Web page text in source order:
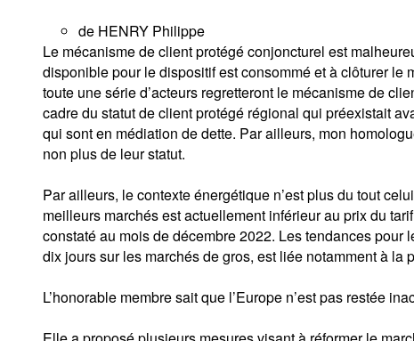
de HENRY Philippe
Le mécanisme de client protégé conjoncturel est
disponible pour le dispositif est consommé et à clôturer
toute une série d’acteurs regretteront le mécanisme de
cadre du statut de client protégé régional qui préexistait
qui sont en médiation de dette. Par ailleurs, mon
non plus de leur statut.
Par ailleurs, le contexte énergétique n’est plus du tout
meilleurs marchés est actuellement inférieur au prix du
constaté au mois de décembre 2022. Les tendances
dix jours sur les marchés de gros, est liée notamment à
L’honorable membre sait que l’Europe n’est pas restée